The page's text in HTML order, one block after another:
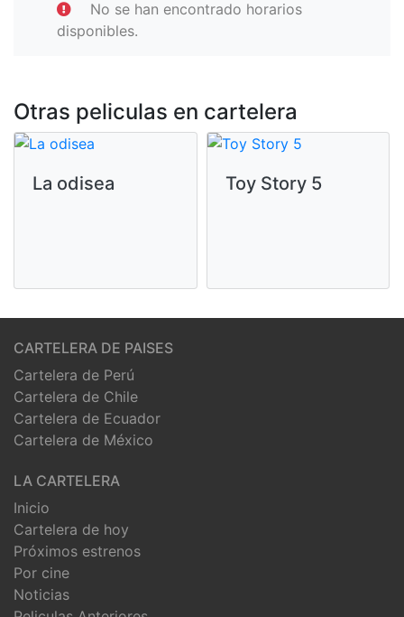
No se han encontrado horarios
disponibles.
Otras peliculas en cartelera
La odisea Toy Story 5
CARTELERA DE PAISES
Cartelera de Perú
Cartelera de Chile
Cartelera de Ecuador
Cartelera de México
LA CARTELERA
Inicio
Cartelera de hoy
Próximos estrenos
Por cine
Noticias